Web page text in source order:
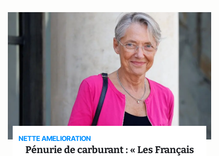
NETTE AMELIORATION
Pénurie de carburant : « Les Français